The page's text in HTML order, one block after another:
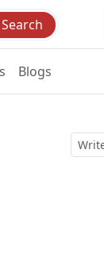
Search
Blogs